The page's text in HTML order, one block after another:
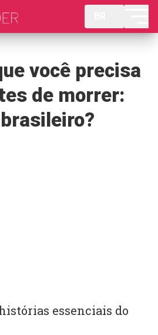
você precisa
de morrer:
essenciais do